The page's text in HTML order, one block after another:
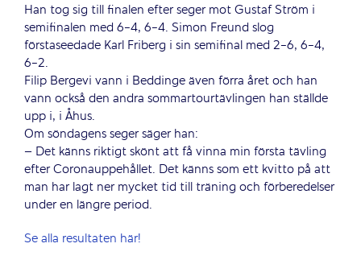
Han tog sig till finalen efter seger mot Gustaf Ström i
semifinalen med 6-4, 6-4. Simon Freund slog
förstaseedade Karl Friberg i sin semifinal med 2-6, 6-4,
6-2.
Filip Bergevi vann i Beddinge även förra året och han
vann också den andra sommartourtävlingen han ställde
upp i, i Åhus.
Om söndagens seger säger han:
– Det känns riktigt skönt att få vinna min första tävling
efter Coronauppehållet. Det känns som ett kvitto på att
man har lagt ner mycket tid till träning och förberedelser
under en längre period.
Se alla resultaten här!